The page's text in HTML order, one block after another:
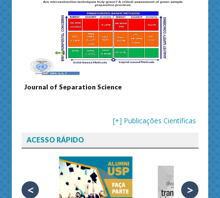
Journal of Separation Science
[+] Publicações Científicas
ACESSO RÁPIDO
< >